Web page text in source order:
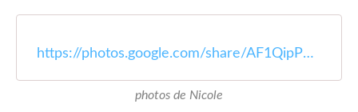
https://photos.google.com/share/AF1QipPX89fzx0zq_xQQvi7hBKC3I4C4M7zoNTXED4LykJMqviJsxNl7tX79WfYgtd9E7w?key=cXdwcVh0dzdqSThoeW5SbmszeTJEcXhZXzNzdVFn
photos de Nicole